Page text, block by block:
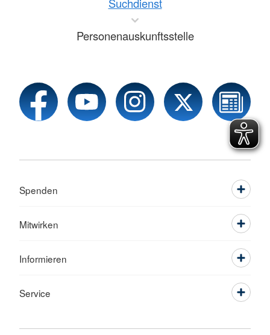
Personenauskunftsstelle
Spenden
Mitwirken
Informieren
Service